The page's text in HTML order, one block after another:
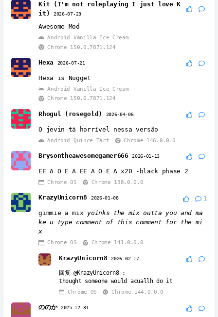
Kit (I'm not roleplaying I just love K
it)
2026-07-23
Awesome Mod
Android Vanilla Ice Cream
Chrome 150.0.7871.124
Hexa 2026-07-21
Hexa is Nugget
Android Vanilla Ice Cream
Chrome 150.0.7871.124
Rhogul (rosegold) 2026-04-06
O jevin tá horrível nessa versão
Android Quince Tart Chrome 146.0.0.0
Brysontheawesomegamer666 2026-01-13
EE A O E A EE A O E A x20 -black phase 2
Chrome OS Chrome 138.0.0.0
KrazyUnicorn8 2026-01-08 1
gimmie a mix yoinks the mix outta you and ma
ke u type comment of this comment for the mi
x
Chrome OS Chrome 141.0.0.0
KrazyUnicorn8 2026-02-17
回复@KrazyUnicorn8:
thought someone would acuallh do it
Chrome OS
Chrome 144.0.0.0
ののか 2025-12-31